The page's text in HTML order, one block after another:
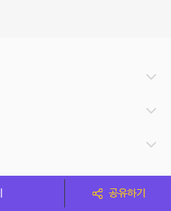
공유하기